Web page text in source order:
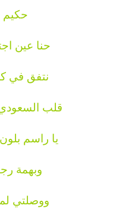
حكيم
حنا عين
نتفق في
قلب
يا راسم
وبهمة
ووصلتي